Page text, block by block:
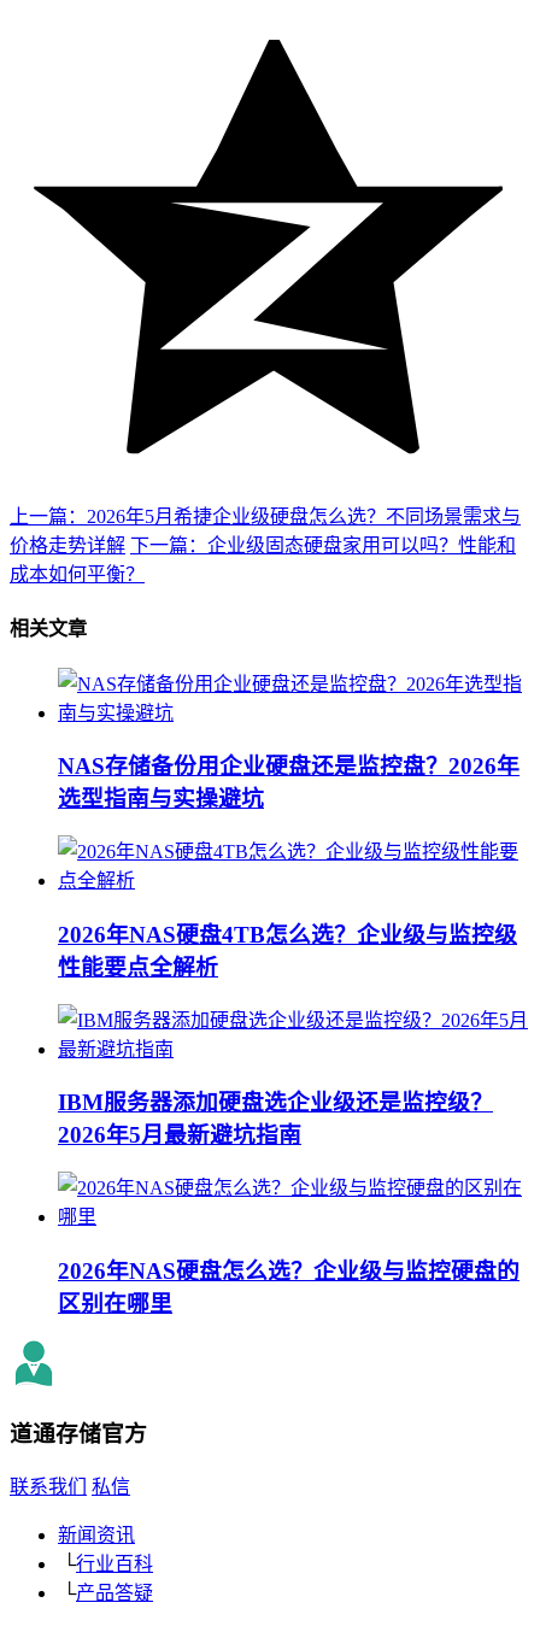
上一篇：2026年5月希捷企业级硬盘怎么选？不同场景需求与
价格走势详解 下一篇：企业级固态硬盘家用可以吗？性能和
成本如何平衡？
相关文章
NAS存储备份用企业硬盘还是监控盘？2026年
选型指南与实操避坑
2026年NAS硬盘4TB怎么选？企业级与监控级
性能要点全解析
IBM服务器添加硬盘选企业级还是监控级？
2026年5月最新避坑指南
2026年NAS硬盘怎么选？企业级与监控硬盘的
区别在哪里
道通存储官方
联系我们 私信
新闻资讯
└行业百科
└产品答疑